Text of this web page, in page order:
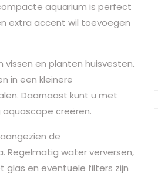
aquarium is perfect
extra accent wil toevoegen
en planten huisvesten.
in een kleinere
Daarnaast kunt u met
creëren.
de
Regelmatig water verversen,
en eventuele filters zijn